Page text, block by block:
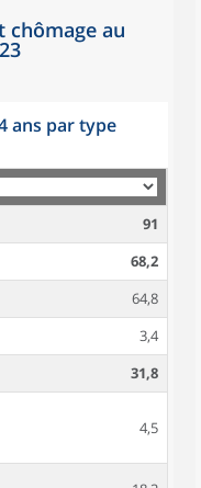
chômage au
ans par type
91
68,2
64,8
3,4
31,8
4,5